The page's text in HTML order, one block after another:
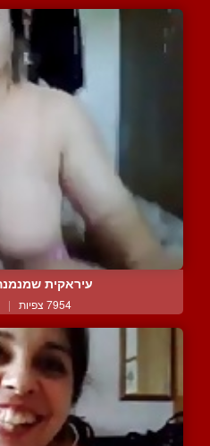
עיראקית
7954 צפיות |